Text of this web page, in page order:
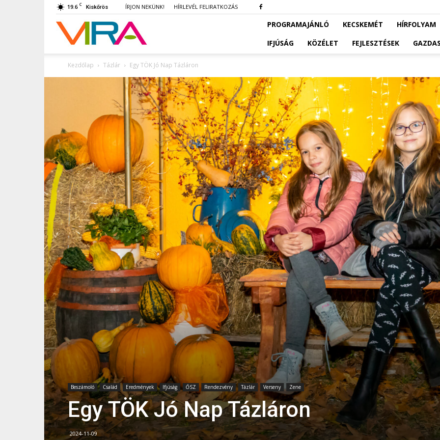
19.6 C Kiskőrös ÍRJON NEKÜNK! HÍRLEVÉL FELIRATKOZÁS
VIRA PROGRAMAJÁNLÓ KECSKEMÉT
HÍRFOLYAM
IFJÚSÁG
KÖZÉLET FEJLESZTÉSEK
Kezdőlap Tázlár Egy TÖK Jó Nap Tázláron
Beszámoló Család Eredmények Ifjúság ŐSZ Rendezvény Tázlár Verseny Zene
Egy TÖK Jó Nap Tázláron
2024-11-09